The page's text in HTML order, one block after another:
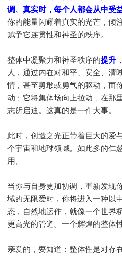
调、真实时，每个人都会从中受
你的能量闪耀着真实的光芒，倾
赋予它连贯性和神圣的秩序。
整体中凝聚力和神圣秩序的提升
人，通过内在对和平、安全、清
情，甚至勇敢或勇气的驱动，而
动；它将集体场向上拉动，在那
志所启迪。这真的是一件大事。
此时，创造之光正带着巨大的爱
个宇宙和地球领域。如此多的仁
用。
当你与自身更加协调，重新发现
域的无限爱时，你将进入一种以
态，自然地运作，就像一个世界
更高光的管道。一个辉煌的整体
亲爱的，要知道：整体性是对存